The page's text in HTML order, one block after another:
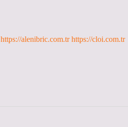
https://alenibric.com.tr https://cloi.com.tr